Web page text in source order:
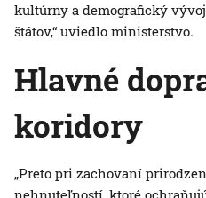
kultúrny a demografický
štátov,“ uviedlo ministerstvo.
Hlavné
koridory
„Preto pri zachovaní